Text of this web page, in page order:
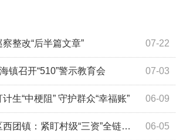
07-22
整改“后半篇文章”
07-03
镇召开“510”警示教育会
06-09
生“中梗阻” 守护群众“幸福账”
06-05
紧盯村级“三资”全链条监管 严防“微腐败”